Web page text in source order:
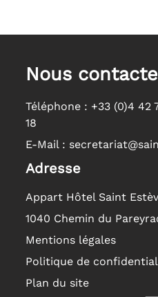
Nous
Téléphone : +33 (0)4 42
18
E-Mail :
Adresse
Appart Hôtel Saint
1040 Chemin du
Mentions légales
Politique de
Plan du site